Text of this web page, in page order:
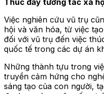
Thúc đẩy tương tác xã
Việc nghiên cứu vũ trụ
hội và văn hóa, từ việc
đối với vũ trụ đến việc
quốc tế trong các dự án
Những thành tựu trong
truyền cảm hứng cho
sáng tạo của con người,